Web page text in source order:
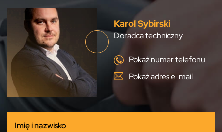
Karol Sybirski
Doradca techniczny
Pokaż numer telefonu
Pokaż adres e-mail
Imię i nazwisko